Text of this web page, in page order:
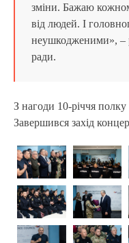
зміни. Бажаю
від людей. І
неушкодженими», –
ради.
З нагоди 10-річчя
Завершився захід